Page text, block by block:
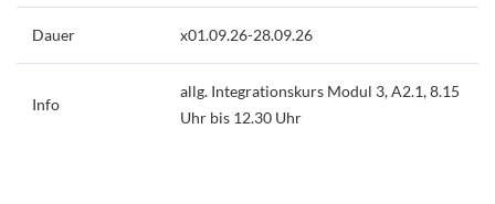
Dauer x01.09.26-28.09.26
Info
allg. Integrationskurs Modul 3, A2.1, 8.15
Uhr bis 12.30 Uhr